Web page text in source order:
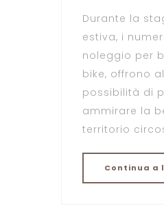
Durante la
estiva, i
noleggio per
bike, offrono
possibilità di
ammirare la
territorio
Continua a